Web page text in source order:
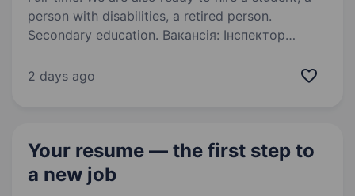
person with disabilities, a retired person.
Secondary education. Вакансія: Інспектор
безпеки та порядку на державному кордоні.
2 days ago
Your resume — the first step to
a new job